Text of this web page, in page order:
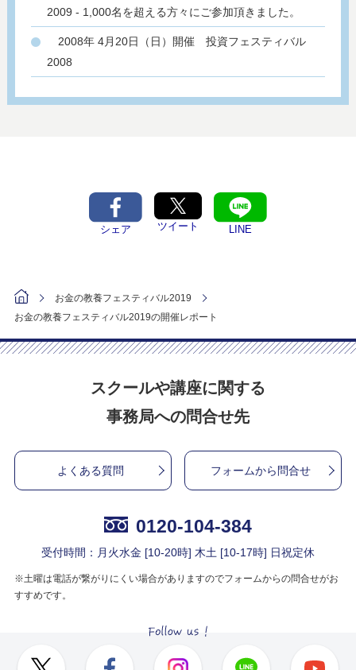
2009 - 1,000名を超える方々にご参加頂きました。
2008年 4月20日（日）開催 投資フェスティバル
2008
シェア ツイート LINE
お金の教養フェスティバル2019
お金の教養フェスティバル2019の開催レポート
スクールや講座に関する
事務局への問合せ先
よくある質問 フォームから問合せ
0120-104-384
受付時間：月火水金 [10-20時] 木土 [10-17時] 日祝定休
※土曜は電話が繋がりにくい場合がありますのでフォームからの問合せがお
すすめです。